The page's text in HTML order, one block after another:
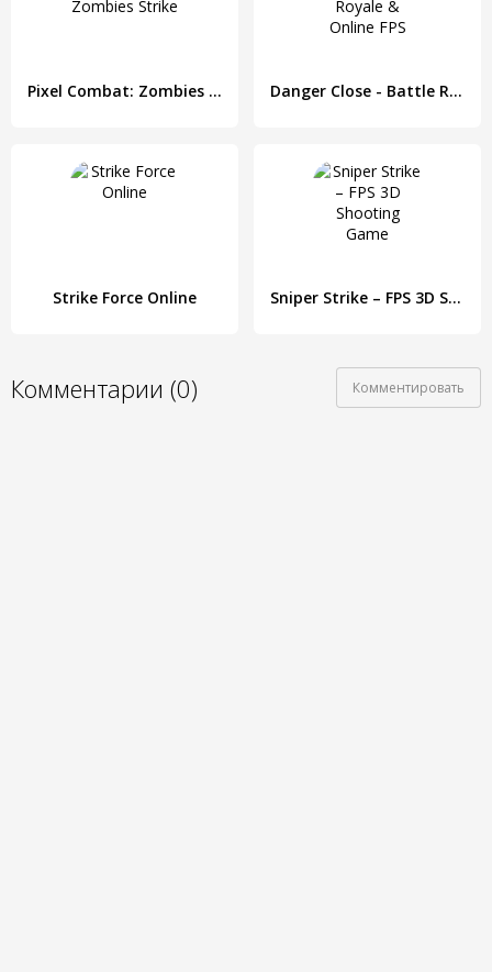
Pixel Combat: Zombies Strike Danger Close - Battle Royale & Online FPS
Strike Force Online Sniper Strike – FPS 3D Shooting Game
Комментарии (0) Комментировать